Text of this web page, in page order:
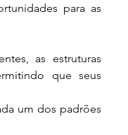
para as
as estruturas
que seus
um dos padrões